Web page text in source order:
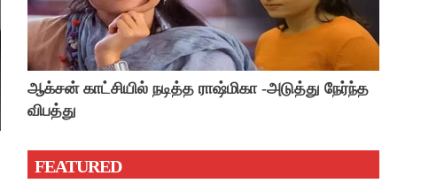
ஆக்சன் காட்சியில் நடித்த ராஷ்மிகா -அடுத்து நேர்ந்த
விபத்து
FEATURED